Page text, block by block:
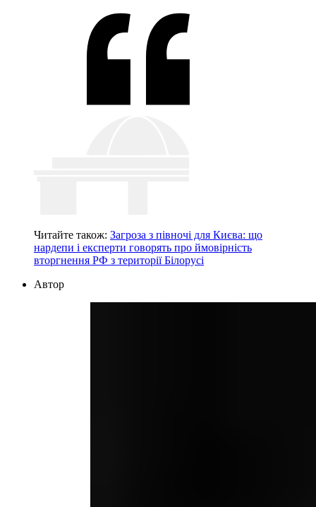
Читайте також: Загроза з півночі для Києва: що
нардепи і експерти говорять про ймовірність
вторгнення РФ з території Білорусі
Автор